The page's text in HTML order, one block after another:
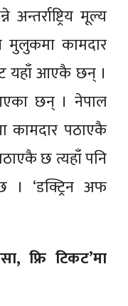
मूल्य
मुलुकमा कामदार
यहाँ आएकै छन् ।
छन् । नेपाल
कामदार पठाएकै
छ त्यहाँ पनि
‘डक्ट्रिन अफ
फ्रि टिकट’मा